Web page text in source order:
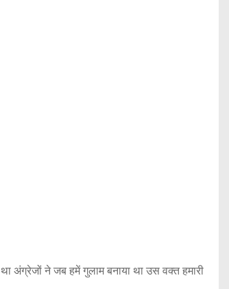
अंग्रेजों ने जब हमें गुलाम बनाया था उस वक्त हमारी